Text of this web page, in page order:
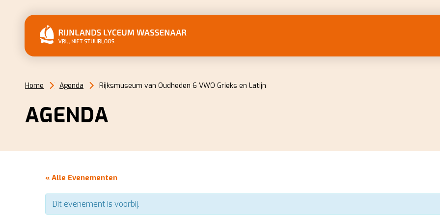
Home Agenda Rijksmuseum van Oudheden 6 VWO Grieks en Latijn
AGENDA
« Alle Evenementen
Dit evenement is voorbij.